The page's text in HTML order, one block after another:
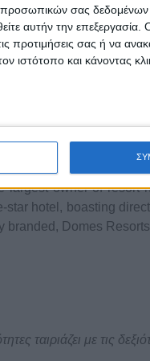
σας δεδομένων
αυτήν την επεξεργασία.
προτιμήσεις σας ή να
ιστότοπο και κάνοντας
the world, Domes
hospitality and the
their environments
engagement. All
offering and
its rapid
largest owner of resort
hotel, boasting
branded, Domes
ταιριάζει με τις